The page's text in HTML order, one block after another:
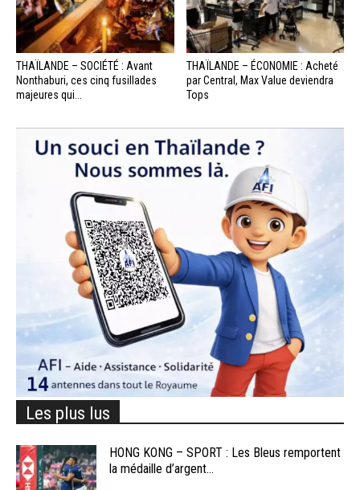
THAÏLANDE – SOCIÉTÉ : Avant
Nonthaburi, ces cinq fusillades
majeures qui...
THAÏLANDE – ÉCONOMIE : Acheté
par Central, Max Value deviendra
Tops
Les plus lus
HONG KONG – SPORT : Les Bleus remportent
la médaille d’argent...